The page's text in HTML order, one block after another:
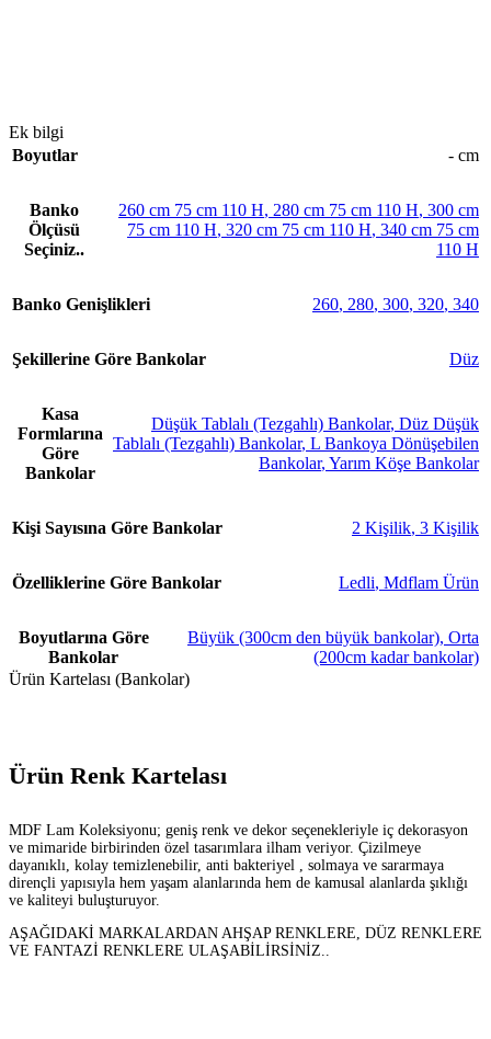
Ek bilgi
Boyutlar
- cm
Banko
Ölçüsü
Seçiniz..
260 cm 75 cm 110 H, 280 cm 75 cm 110 H, 300 cm
75 cm 110 H, 320 cm 75 cm 110 H, 340 cm 75 cm
110 H
Banko Genişlikleri 260, 280, 300, 320, 340
Şekillerine Göre Bankolar Düz
Kasa
Formlarına
Göre
Bankolar
Düşük Tablalı (Tezgahlı) Bankolar, Düz Düşük
Tablalı (Tezgahlı) Bankolar, L Bankoya Dönüşebilen
Bankolar, Yarım Köşe Bankolar
Kişi Sayısına Göre Bankolar 2 Kişilik, 3 Kişilik
Özelliklerine Göre Bankolar Ledli, Mdflam Ürün
Boyutlarına Göre
Bankolar
Büyük (300cm den büyük bankolar), Orta
(200cm kadar bankolar)
Ürün Kartelası (Bankolar)
Ürün Renk Kartelası
MDF Lam Koleksiyonu; geniş renk ve dekor seçenekleriyle iç dekorasyon
ve mimaride birbirinden özel tasarımlara ilham veriyor. Çizilmeye
dayanıklı, kolay temizlenebilir, anti bakteriyel , solmaya ve sararmaya
dirençli yapısıyla hem yaşam alanlarında hem de kamusal alanlarda şıklığı
ve kaliteyi buluşturuyor.
AŞAĞIDAKİ MARKALARDAN AHŞAP RENKLERE, DÜZ RENKLERE
VE FANTAZİ RENKLERE ULAŞABİLİRSİNİZ..